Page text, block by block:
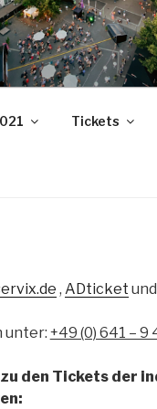
Tickets
, ADticket und
unter: +49 (0) 641 – 9
den Tickets der